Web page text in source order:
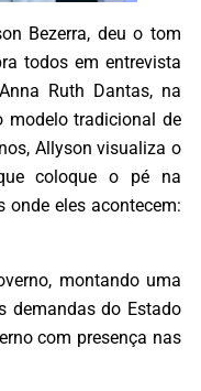
Bezerra, deu o tom
todos em entrevista
Ruth Dantas, na
modelo tradicional de
Allyson visualiza o
coloque o pé na
onde eles acontecem:
montando uma
demandas do Estado
com presença nas